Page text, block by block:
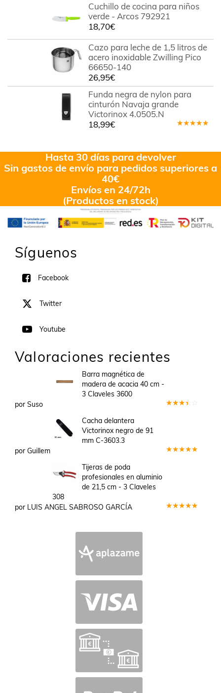
Cuchillo de cocina para niños
verde - Arcos 792921
18,70€
Cazo para leche de 1,5 litros de
acero inoxidable Zwilling Pico
66650-140
26,95€
Funda negra de nylon para
cinturón Navaja grande
Victorinox 4.0505.N
18,99€
Hasta 30 días para devolver
Sin gastos de envío para pedidos superiores a
40€
Envíos en 24/72h
(Productos en stock)
Síguenos
Facebook
Twitter
Youtube
Valoraciones recientes
Barra magnética de
madera de acacia 40 cm -
3 Claveles 3600
por Suso
Cacha delantera
Victorinox negro de 91
mm C-3603.3
por Guillem
Tijeras de poda
profesionales en aluminio
de 21,5 cm - 3 Claveles
308
por LUIS ANGEL SABROSO GARCÍA